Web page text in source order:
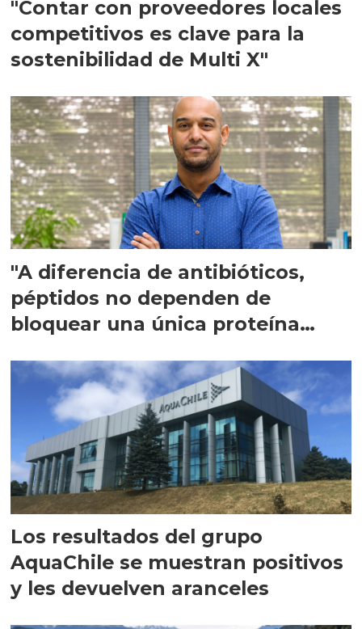
"Contar con proveedores locales
competitivos es clave para la
sostenibilidad de Multi X"
"A diferencia de antibióticos,
péptidos no dependen de
bloquear una única proteína
Los resultados del grupo
AquaChile se muestran positivos
y les devuelven aranceles